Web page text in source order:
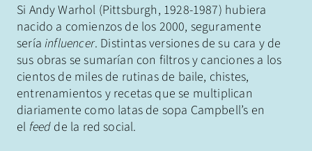
Si Andy Warhol (Pittsburgh, 1928-1987) hubiera
nacido a comienzos de los 2000, seguramente
seríainfluencer. Distintas versiones de su cara y de
sus obras se sumarían con filtros y canciones a los
cientos de miles de rutinas de baile, chistes,
entrenamientos y recetas que se multiplican
diariamente como latas de sopa Campbell’s en
el feed de la red social.